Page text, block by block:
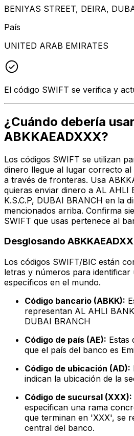
BENIYAS STREET, DEIRA,
País
UNITED ARAB EMIRATES
El código SWIFT se verifica y
¿Cuándo debería usar
ABKKAEADXXX?
Los códigos SWIFT se utilizan
dinero llegue al lugar correcto
a través de fronteras. Usa
quieras enviar dinero a AL AHLI
K.S.C.P, DUBAI BRANCH en la
mencionados arriba. Confirma
SWIFT que usas pertenece al
Desglosando
Los códigos SWIFT/BIC están
letras y números para
específicos en el mundo.
Código bancario (ABKK):
representan AL AHLI
DUBAI BRANCH
Código de país (AE): Estas
que el país del banco es
Código de ubicación (AD):
indican la ubicación de la
Código de sucursal (XXX):
especifican una rama
que terminan en 'XXX', se
central del banco.